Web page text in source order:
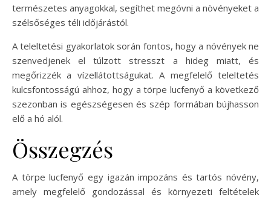
természetes anyagokkal, segíthet megóvni a növényeket a
szélsőséges téli időjárástól.
A teleltetési gyakorlatok során fontos, hogy a növények ne
szenvedjenek el túlzott stresszt a hideg miatt, és
megőrizzék a vízellátottságukat. A megfelelő teleltetés
kulcsfontosságú ahhoz, hogy a törpe lucfenyő a következő
szezonban is egészségesen és szép formában bújhasson
elő a hó alól.
Összegzés
A törpe lucfenyő egy igazán impozáns és tartós növény,
amely megfelelő gondozással és környezeti feltételek